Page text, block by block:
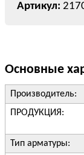
Основные
Производитель:
ПРОДУКЦИЯ:
Тип арматуры: